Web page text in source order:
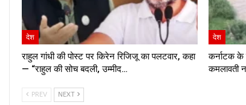
देश
राहुल गांधी की पोस्ट पर किरेन रिजिजू का पलटवार, कहा
— “राहुल की सोच बदली, उम्मीद…
देश
कर्नाटक के
कमलावती
PREV NEXT